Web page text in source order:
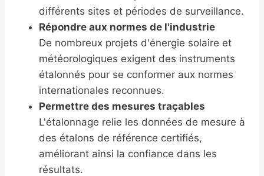
différents sites et périodes de surveillance.
Répondre aux normes de l'industrie
De nombreux projets d'énergie solaire et
météorologiques exigent des instruments
étalonnés pour se conformer aux normes
internationales reconnues.
Permettre des mesures traçables
L'étalonnage relie les données de mesure à
des étalons de référence certifiés,
améliorant ainsi la confiance dans les
résultats.